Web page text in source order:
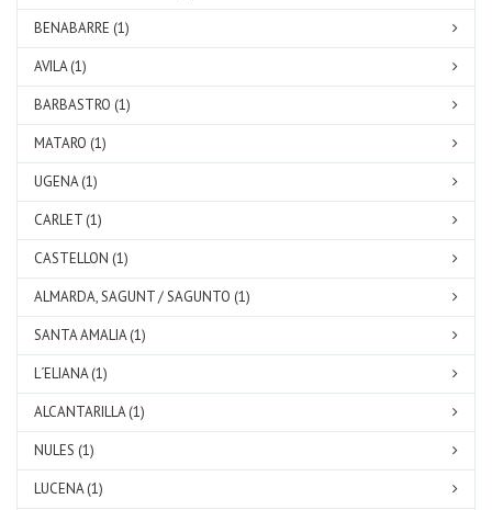
BENABARRE (1)
AVILA (1)
BARBASTRO (1)
MATARO (1)
UGENA (1)
CARLET (1)
CASTELLON (1)
ALMARDA, SAGUNT / SAGUNTO (1)
SANTA AMALIA (1)
L´ELIANA (1)
ALCANTARILLA (1)
NULES (1)
LUCENA (1)